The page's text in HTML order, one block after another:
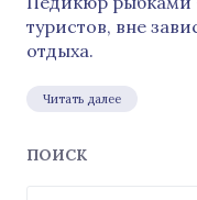
туристов, вне
отдыха.
Читать далее
ПОИСК